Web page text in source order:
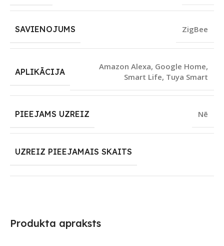
Produkta apraksts
SAVIENOJUMS ZigBee
APLIKĀCIJA
Amazon Alexa, Google Home,
Smart Life, Tuya Smart
PIEEJAMS UZREIZ Nē
UZREIZ PIEEJAMAIS SKAITS